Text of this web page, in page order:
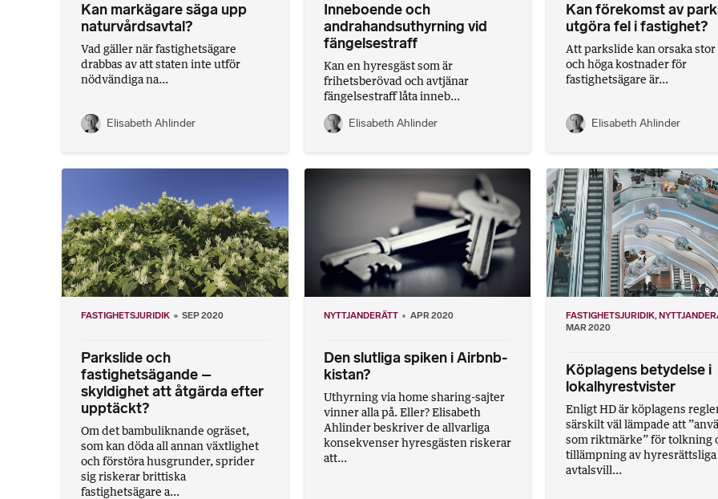
Kan markägare säga upp
naturvårdsavtal?
Vad gäller när fastighetsägare
drabbas av att staten inte utför
nödvändiga na...
Elisabeth Ahlinder
Inneboende och
andrahandsuthyrning vid
fängelsestraff
Kan en hyresgäst som är
frihetsberövad och avtjänar
fängelsestraff låta inneb...
Elisabeth Ahlinder
Kan förekomst av
utgöra fel i fastighet?
Att parkslide kan orsaka stor
och höga kostnader för
fastighetsägare är...
Elisabeth Ahlinder
FASTIGHETSJURIDIK SEP 2020
Parkslide och
fastighetsägande –
skyldighet att åtgärda efter
upptäckt?
Om det bambuliknande ogräset,
som kan döda all annan växtlighet
och förstöra husgrunder, sprider
sig riskerar brittiska
fastighetsägare a...
NYTTJANDERÄTT APR 2020
Den slutliga spiken i Airbnb-
kistan?
Uthyrning via home sharing-sajter
vinner alla på. Eller? Elisabeth
Ahlinder beskriver de allvarliga
konsekvenser hyresgästen riskerar
att...
FASTIGHETSJURIDIK
MAR 2020
Köplagens betydelse i
lokalhyrestvister
Enligt HD är köplagens
särskilt väl lämpade att
som riktmärke” för tolkning
tillämpning av hyresrättsliga
avtalsvill...